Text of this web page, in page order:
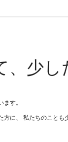
、少
す。
方に、 私たちのこと